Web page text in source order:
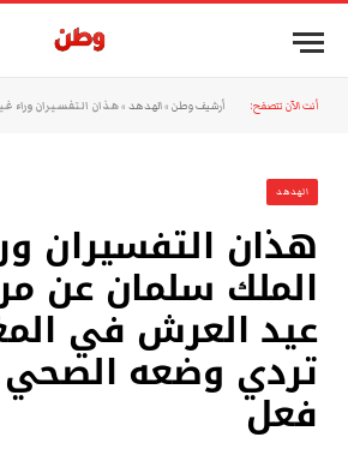
أنت الآن تتصفح: أرشيف وطن »الهدهد »هذان التفسيران وراء غياب الملك سلمان عن
الهدهد
هذان التفسيران
الملك سلمان عن
عيد العرش في
تردي وضعه الصحي
فعل